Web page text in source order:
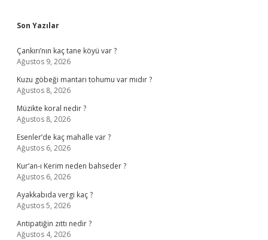
Sidebar
Son Yazılar
Çankırı’nın kaç tane köyü var ?
Ağustos 9, 2026
Kuzu göbeği mantarı tohumu var mıdır ?
Ağustos 8, 2026
Müzikte koral nedir ?
Ağustos 8, 2026
Esenler’de kaç mahalle var ?
Ağustos 6, 2026
Kur’an-ı Kerim neden bahseder ?
Ağustos 6, 2026
Ayakkabıda vergi kaç ?
Ağustos 5, 2026
Antipatiğin zıttı nedir ?
Ağustos 4, 2026